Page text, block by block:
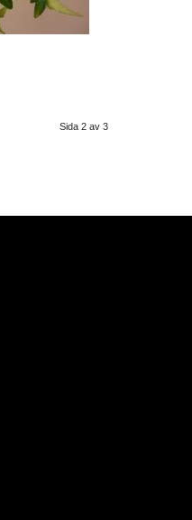
Sida 2 av 3